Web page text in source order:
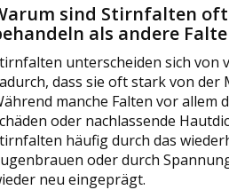
sind Stirnfalten
als andere
unterscheiden sich von
dass sie oft stark von der
manche Falten vor allem
oder nachlassende
häufig durch das
oder durch
neu eingeprägt.